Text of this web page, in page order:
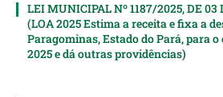
LEI MUNICIPAL Nº 1187/2025, DE 03
(LOA 2025 Estima a receita e fixa a
Paragominas, Estado do Pará, para
2025 e dá outras providências)